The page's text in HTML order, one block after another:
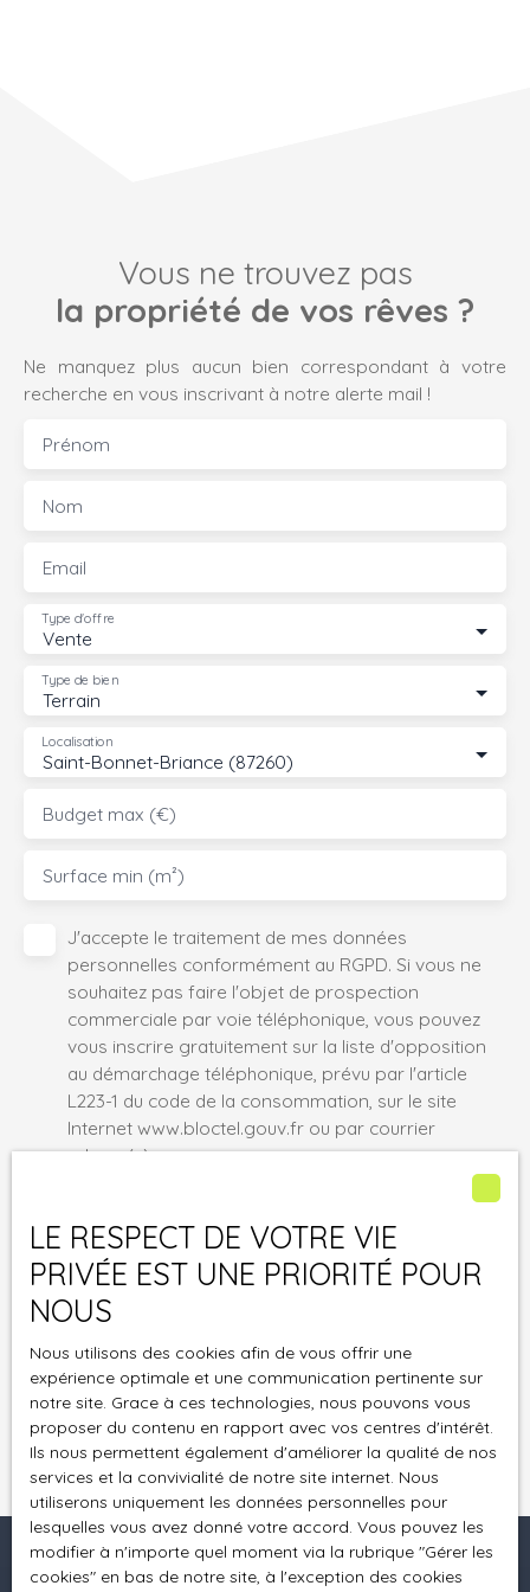
Vous ne trouvez pas
la propriété de vos rêves ?
Ne manquez plus aucun bien correspondant à votre
recherche en vous inscrivant à notre alerte mail !
Prénom
Nom
Email
Vente
Type d'offre
Terrain
Type de bien
Saint-Bonnet-Briance (87260)
Localisation
Budget max (€)
Surface min (m²)
J'accepte le traitement de mes données
personnelles conformément au RGPD. Si vous ne
souhaitez pas faire l'objet de prospection
commerciale par voie téléphonique, vous pouvez
vous inscrire gratuitement sur la liste d'opposition
au démarchage téléphonique, prévu par l'article
L223-1 du code de la consommation, sur le site
Internet www.bloctel.gouv.fr ou par courrier
adressé à :
Société Worldline, Service Bloctel, CS 61311, 41013
BLOIS CEDEX.
Pour en savoir plus sur le traitement de vos
données personnelles, veuillez consulter notre
politique de confidentialité.
Recevoir des annonces
LE RESPECT DE VOTRE VIE
PRIVÉE EST UNE PRIORITÉ POUR
NOUS
Nous utilisons des cookies afin de vous offrir une
expérience optimale et une communication pertinente sur
notre site. Grace à ces technologies, nous pouvons vous
proposer du contenu en rapport avec vos centres d'intérêt.
Ils nous permettent également d'améliorer la qualité de nos
services et la convivialité de notre site internet. Nous
utiliserons uniquement les données personnelles pour
lesquelles vous avez donné votre accord. Vous pouvez les
modifier à n'importe quel moment via la rubrique ″Gérer les
cookies″ en bas de notre site, à l'exception des cookies